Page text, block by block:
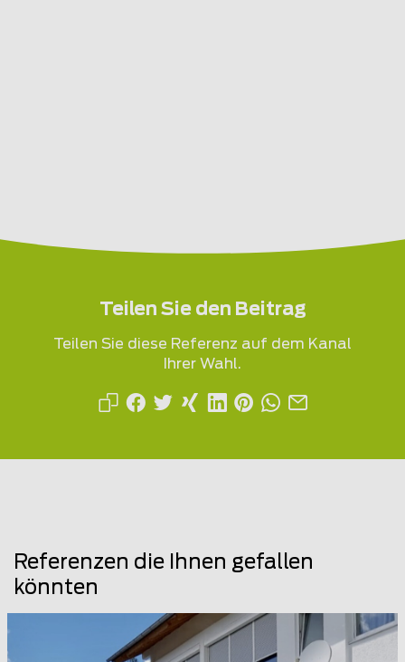
Teilen Sie den Beitrag
Teilen Sie diese Referenz auf dem Kanal
Ihrer Wahl.
Referenzen die Ihnen gefallen
könnten